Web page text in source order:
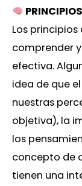
Los principios
comprender
efectiva.
idea de que
nuestras
objetiva), la
los
concepto de
tienen una